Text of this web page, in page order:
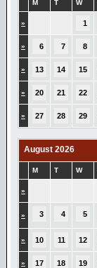
M T W
» 1
» 6 7 8
» 13 14 15
» 20 21 22
» 27 28 29
August 2026
M T W
»
» 3 4 5
» 10 11 12
» 17 18 19